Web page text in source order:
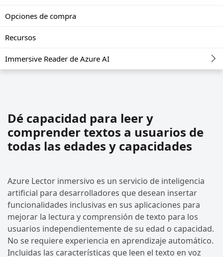
Opciones de compra
Recursos
Immersive Reader de Azure AI
Dé capacidad para leer y
comprender textos a usuarios de
todas las edades y capacidades
Azure Lector inmersivo es un servicio de inteligencia
artificial para desarrolladores que desean insertar
funcionalidades inclusivas en sus aplicaciones para
mejorar la lectura y comprensión de texto para los
usuarios independientemente de su edad o capacidad.
No se requiere experiencia en aprendizaje automático.
Incluidas las características que leen el texto en voz